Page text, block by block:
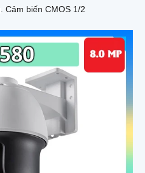
mượt mà tiết kiệm băng thông. Cảm biến CMOS 1/2